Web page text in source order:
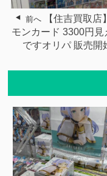
前へ
【住吉買取店
モンカード 3300円見
ですオリパ 販売開